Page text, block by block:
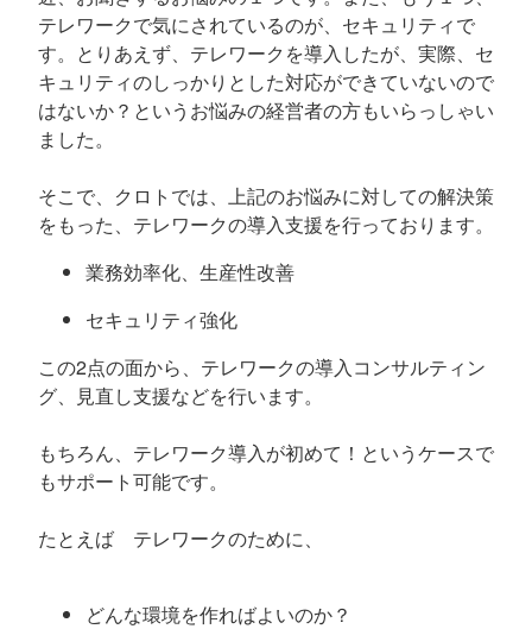
テレワークで気にされているのが、セキュリティで
す。とりあえず、テレワークを導入したが、実際、セ
キュリティのしっかりとした対応ができていないので
はないか？というお悩みの経営者の方もいらっしゃい
ました。
そこで、クロトでは、上記のお悩みに対しての解決策
をもった、テレワークの導入支援を行っております。
業務効率化、生産性改善
セキュリティ強化
この2点の面から、テレワークの導入コンサルティン
グ、見直し支援などを行います。
もちろん、テレワーク導入が初めて！というケースで
もサポート可能です。
たとえば テレワークのために、
どんな環境を作ればよいのか？